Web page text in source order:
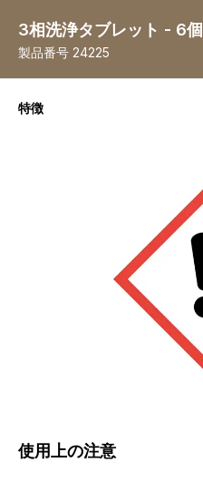
3相洗浄タブレット - 6個
製品番号 24225
特徴
使用上の注意